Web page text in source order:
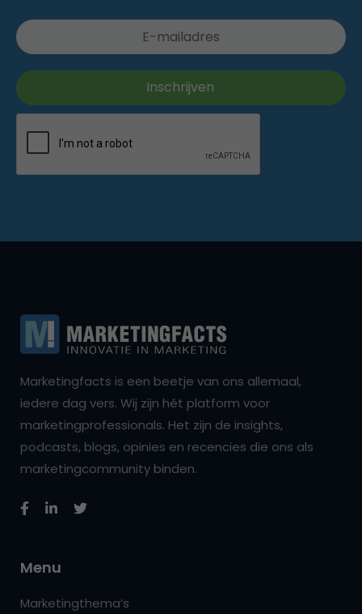
Marketingfacts is een beetje van ons allemaal,
iedere dag vers. Wij zijn hét platform voor
marketingprofessionals. Het zijn de insights,
podcasts, blogs, opinies en recencies die ons als
marketingcommunity binden.
Menu
Marketingthema’s